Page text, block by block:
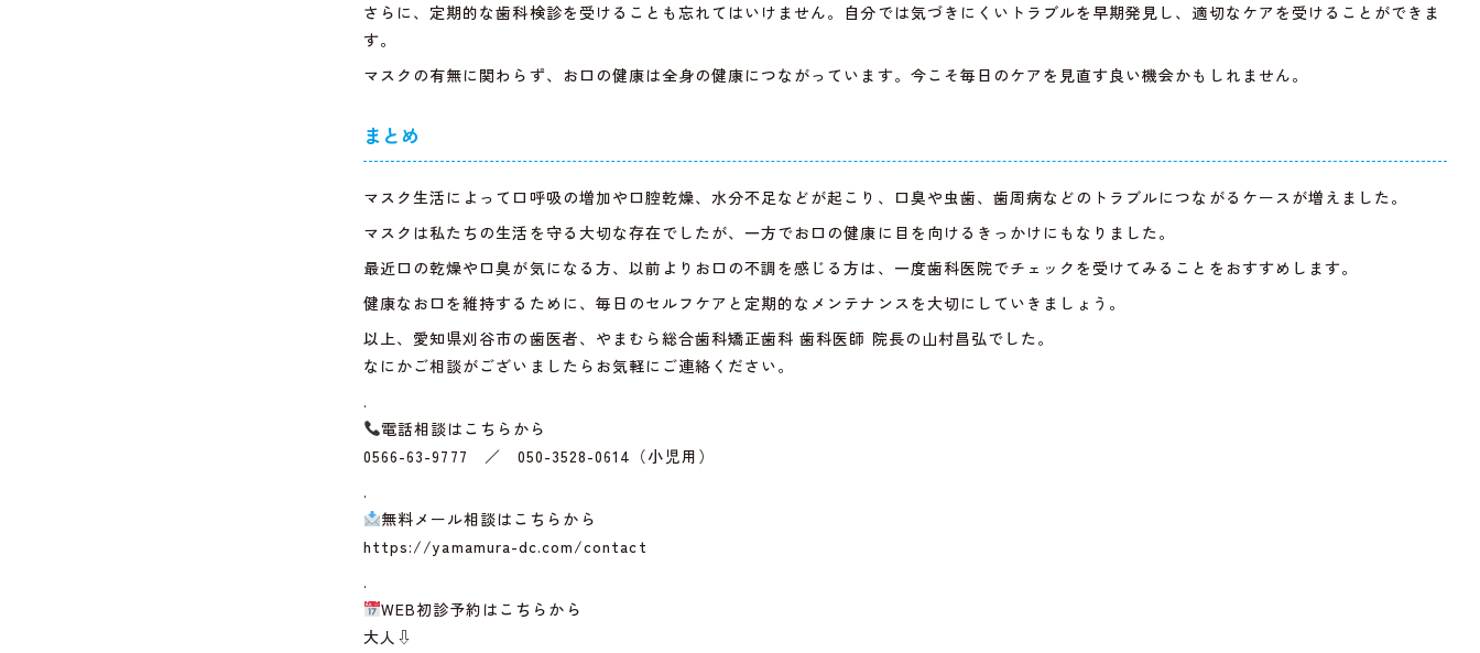
さらに、定期的な歯科検診を受けることも忘れてはいけません。自分では気づきにくいトラブルを早期発見し、適切なケアを受けることができま
す。
マスクの有無に関わらず、お口の健康は全身の健康につながっています。今こそ毎日のケアを見直す良い機会かもしれません。
まとめ
マスク生活によって口呼吸の増加や口腔乾燥、水分不足などが起こり、口臭や虫歯、歯周病などのトラブルにつながるケースが増えました。
マスクは私たちの生活を守る大切な存在でしたが、一方でお口の健康に目を向けるきっかけにもなりました。
最近口の乾燥や口臭が気になる方、以前よりお口の不調を感じる方は、一度歯科医院でチェックを受けてみることをおすすめします。
健康なお口を維持するために、毎日のセルフケアと定期的なメンテナンスを大切にしていきましょう。
以上、愛知県刈谷市の歯医者、やまむら総合歯科矯正歯科 歯科医師 院長の山村昌弘でした。
なにかご相談がございましたらお気軽にご連絡ください。
.
電話相談はこちらから
0566-63-9777 ／ 050-3528-0614（小児用）
.
無料メール相談はこちらから
https://yamamura-dc.com/contact
.
WEB初診予約はこちらから
大人⇩